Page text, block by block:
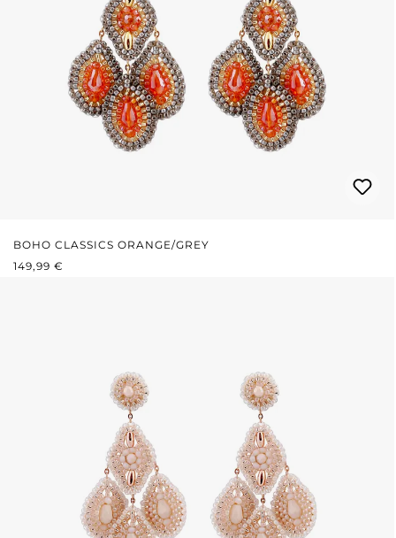
BOHO CLASSICS ORANGE/GREY
REGULÄRER PREIS:
149,99 €